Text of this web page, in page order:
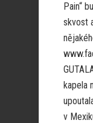
Pain“
skvost
kapela
v